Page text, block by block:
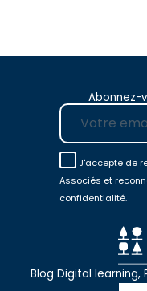
Abonnez-
E-mail
J'accepte de
Associés et
confidentialité.
Blog Digital